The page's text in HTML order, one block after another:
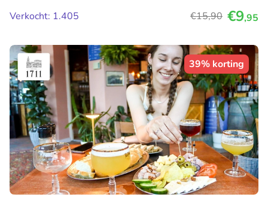
Verkocht: 1.405
€15,90 €9,95
39% korting